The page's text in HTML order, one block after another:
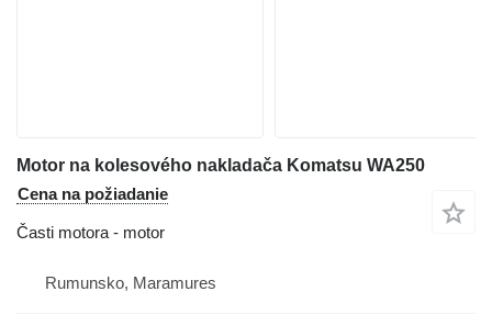
Motor na kolesového nakladača Komatsu WA250
Cena na požiadanie
Časti motora - motor
Rumunsko, Maramures